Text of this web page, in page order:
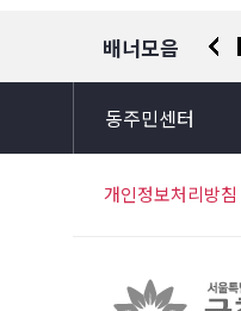
배너모음
경찰청 유실물 통
동주민센터
개인정보처리방침